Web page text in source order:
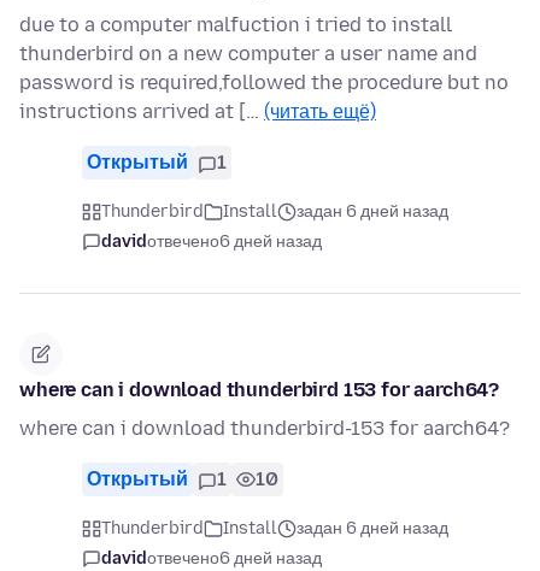
due to a computer malfuction i tried to install
thunderbird on a new computer a user name and
password is required,followed the procedure but no
instructions arrived at [… (читать ещё)
Открытый 1
Thunderbird Install
задан 6 дней назад
davidотвечено6 дней назад
where can i download thunderbird 153 for aarch64?
where can i download thunderbird-153 for aarch64?
Открытый 1 10
Thunderbird Install
задан 6 дней назад
davidотвечено6 дней назад